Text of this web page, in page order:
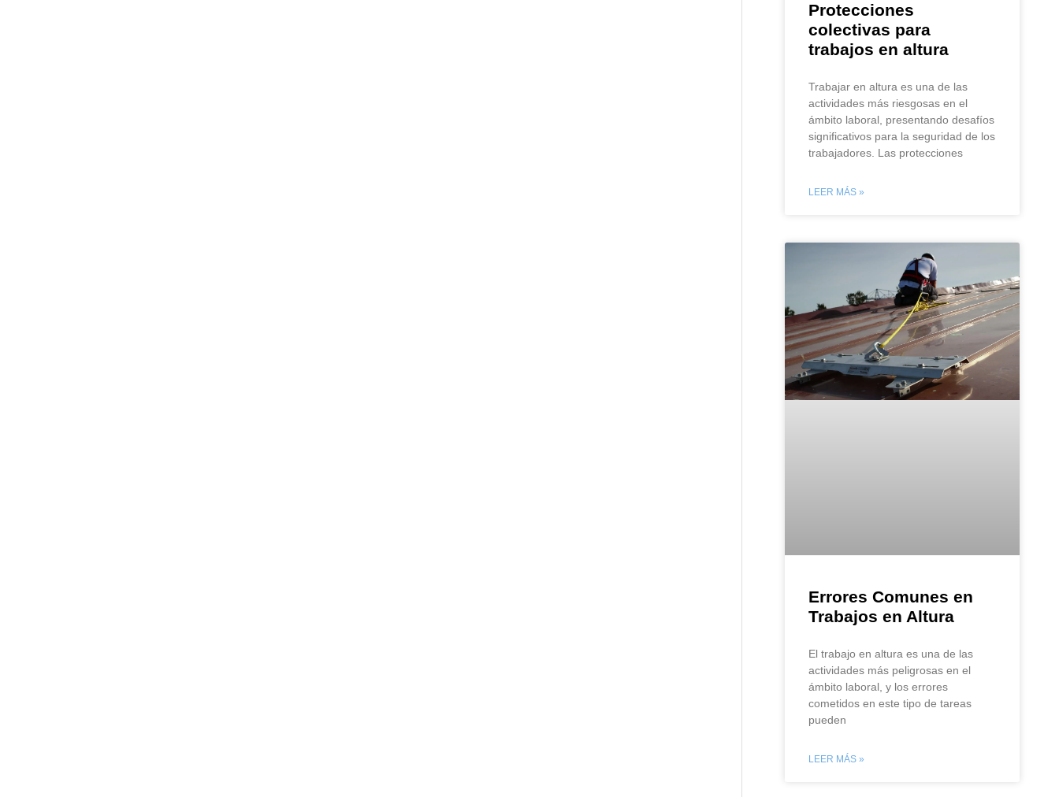
Protecciones
colectivas para
trabajos en altura
Trabajar en altura es una de las
actividades más riesgosas en el
ámbito laboral, presentando desafíos
significativos para la seguridad de los
trabajadores. Las protecciones
LEER MÁS »
Errores Comunes en
Trabajos en Altura
El trabajo en altura es una de las
actividades más peligrosas en el
ámbito laboral, y los errores
cometidos en este tipo de tareas
pueden
LEER MÁS »